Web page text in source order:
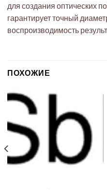
для создания оптических
гарантирует точный
воспроизводимость
ПОХОЖИЕ